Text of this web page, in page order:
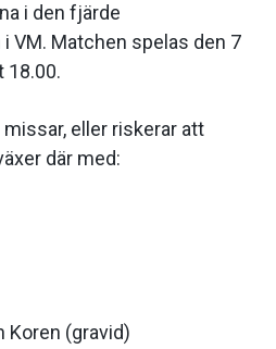
i den fjärde
VM. Matchen spelas den 7
18.00.
eller riskerar att
där med:
Koren (gravid)